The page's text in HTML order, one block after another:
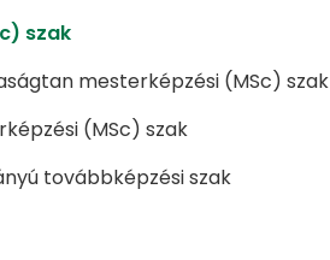
szak
mesterképzési (MSc) szak
(MSc) szak
továbbképzési szak